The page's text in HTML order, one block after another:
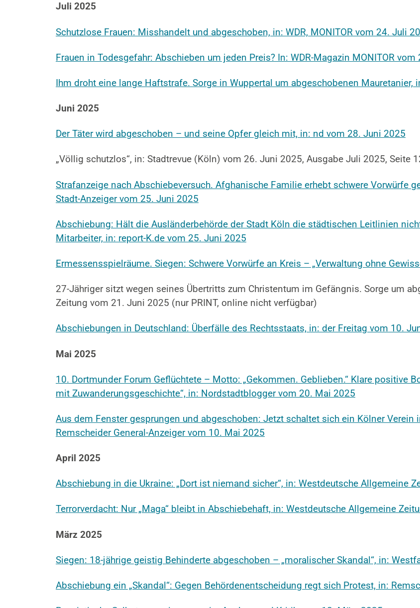
Juli 2025
Schutzlose Frauen: Misshandelt und abgeschoben, in: WDR, MONITOR vom 24. Juli
Frauen in Todesgefahr: Abschieben um jeden Preis? In: WDR-Magazin MONITOR vom
Ihm droht eine lange Haftstrafe. Sorge in Wuppertal um abgeschobenen
Juni 2025
Der Täter wird abgeschoben – und seine Opfer gleich mit, in: nd vom 28. Juni 2025
„Völlig schutzlos“, in: Stadtrevue (Köln) vom 26. Juni 2025, Ausgabe Juli 2025, Seite
Strafanzeige nach Abschiebeversuch. Afghanische Familie erhebt schwere Vorwürfe
Stadt-Anzeiger vom 25. Juni 2025
Abschiebung: Hält die Ausländerbehörde der Stadt Köln die städtischen Leitlinien
Mitarbeiter, in: report-K.de vom 25. Juni 2025
Ermessensspielräume. Siegen: Schwere Vorwürfe an Kreis – „Verwaltung ohne
27-Jähriger sitzt wegen seines Übertritts zum Christentum im Gefängnis. Sorge um
Zeitung vom 21. Juni 2025 (nur PRINT, online nicht verfügbar)
Abschiebungen in Deutschland: Überfälle des Rechtsstaats, in: der Freitag vom 10.
Mai 2025
10. Dortmunder Forum Geflüchtete – Motto: „Gekommen. Geblieben.“ Klare positive
mit Zuwanderungsgeschichte“, in: Nordstadtblogger vom 20. Mai 2025
Aus dem Fenster gesprungen und abgeschoben: Jetzt schaltet sich ein Kölner Verein
Remscheider General-Anzeiger vom 10. Mai 2025
April 2025
Abschiebung in die Ukraine: „Dort ist niemand sicher“, in: Westdeutsche Allgemeine
Terrorverdacht: Nur „Maga“ bleibt in Abschiebehaft, in: Westdeutsche Allgemeine
März 2025
Siegen: 18-jährige geistig Behinderte abgeschoben – „moralischer Skandal“, in:
Abschiebung ein „Skandal“: Gegen Behördenentscheidung regt sich Protest, in: